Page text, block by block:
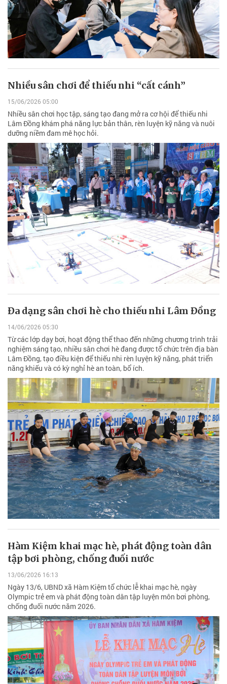
Nhiều sân chơi để thiếu nhi “cất cánh”
15/06/2026 05:00
Nhiều sân chơi học tập, sáng tạo đang mở ra cơ hội để thiếu nhi
Lâm Đồng khám phá năng lực bản thân, rèn luyện kỹ năng và nuôi
dưỡng niềm đam mê học hỏi.
Đa dạng sân chơi hè cho thiếu nhi Lâm Đồng
14/06/2026 05:30
Từ các lớp dạy bơi, hoạt động thể thao đến những chương trình trải
nghiệm sáng tạo, nhiều sân chơi hè đang được tổ chức trên địa bàn
Lâm Đồng, tạo điều kiện để thiếu nhi rèn luyện kỹ năng, phát triển
năng khiếu và có kỳ nghỉ hè an toàn, bổ ích.
Hàm Kiệm khai mạc hè, phát động toàn dân
tập bơi phòng, chống đuối nước
13/06/2026 16:13
Ngày 13/6, UBND xã Hàm Kiệm tổ chức lễ khai mạc hè, ngày
Olympic trẻ em và phát động toàn dân tập luyện môn bơi phòng,
chống đuối nước năm 2026.